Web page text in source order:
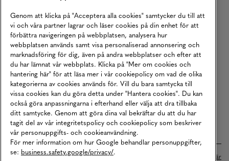
Köpvillkor
Karriär
Vårt Ansvar
Våra Tjänster
Press
Studentrabatt
B2B
Tillgänglighetsredogörelse
Betalningar online sköts i samarbete med Klarna. Läs mer här
Genom att klicka på "Acceptera alla cookies" samtycker du till att
vi och våra partner lagrar och läser cookies på din enhet för att
förbättra navigeringen på webbplatsen, analysera hur
webbplatsen används samt visa personaliserad annonsering och
marknadsföring för dig, även på andra webbplatser och efter att
du har lämnat vår webbplats. Klicka på "Mer om cookies och
hantering här" för att läsa mer i vår cookiepolicy om vad de olika
kategorierna av cookies används för. Vill du bara samtycka till
vissa cookies kan du göra detta under "Hantera cookies". Du kan
också göra anpassningarna i efterhand eller välja att dra tillbaka
ditt samtycke. Genom att göra dina val bekräftar du att du har
tagit del av vår integritetspolicy och cookiepolicy som beskriver
vår personuppgifts- och cookieanvändning.
För mer information om hur Google behandlar personuppgifter,
se: business.safety.google/privacy/.